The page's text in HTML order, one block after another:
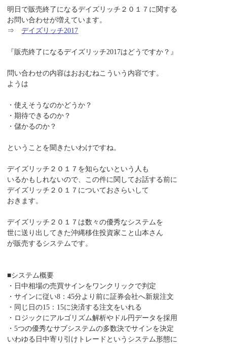
明日で販売終了になるデイズリッチ２０１７に関する
お問い合わせが増えています。
⇒デイズリッチ2017
『販売終了になるデイズリッチ2017はどうですか？』
問い合わせの内容はおおむねこういう内容です。
ようは
・使えそうなのかどうか？
・期待できるのか？
・儲かるのか？
ということを聞きたいわけですね。
デイズリッチ２０１７を知らないという人も
いるかもしれないので、この件に関してお話する前に
デイズリッチ２０１７についておさらいして
おきます。
デイズリッチ２０１７は数々の優秀なシステムを
世に送り出してきた沖縄移住投資家こと山本さん
が販売するシステムです。
■システム概要
・日中相場の売買サインをワンクリックで判定
・サインに従い8：45分より前に証券会社へ新規注文
・同じ日の15：15に決済する注文をいれる
・ロジックにアルゴリズム解析やドル円データを採用
・5つの優秀なサブシステムの多数決でサインを決定
いわゆる日中寄り引けトレードというシステム形態に